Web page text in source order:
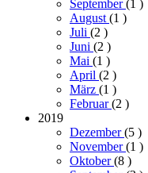
September(1 )
August (1 )
Juli (2 )
Juni (2 )
Mai (1 )
April (2 )
März (1 )
Februar(2 )
2019
Dezember(5 )
November(1 )
Oktober(8 )